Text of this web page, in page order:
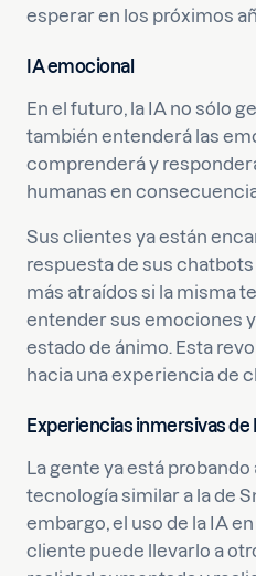
esperar en los próximos
IA emocional
En el futuro, la IA no sólo
también entenderá las
comprenderá y
humanas en
Sus clientes ya están
respuesta de sus chatbots
más atraídos si la misma
entender sus emociones
estado de ánimo. Esta
hacia una experiencia de
Experiencias inmersivas de
La gente ya está
tecnología similar a la de
embargo, el uso de la IA
cliente puede llevarlo a